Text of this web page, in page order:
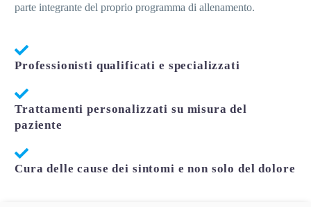
parte integrante del proprio programma di allenamento.
Professionisti qualificati e specializzati
Trattamenti personalizzati su misura del
paziente
Cura delle cause dei sintomi e non solo del dolore